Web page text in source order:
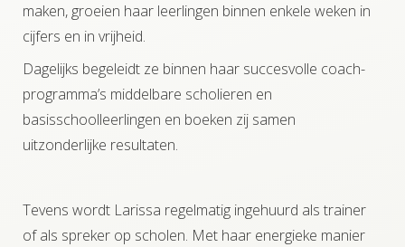
maken, groeien haar leerlingen binnen enkele weken in
cijfers en in vrijheid.
Dagelijks begeleidt ze binnen haar succesvolle coach-
programma’s middelbare scholieren en
basisschoolleerlingen en boeken zij samen
uitzonderlijke resultaten.
Tevens wordt Larissa regelmatig ingehuurd als trainer
of als spreker op scholen. Met haar energieke manier